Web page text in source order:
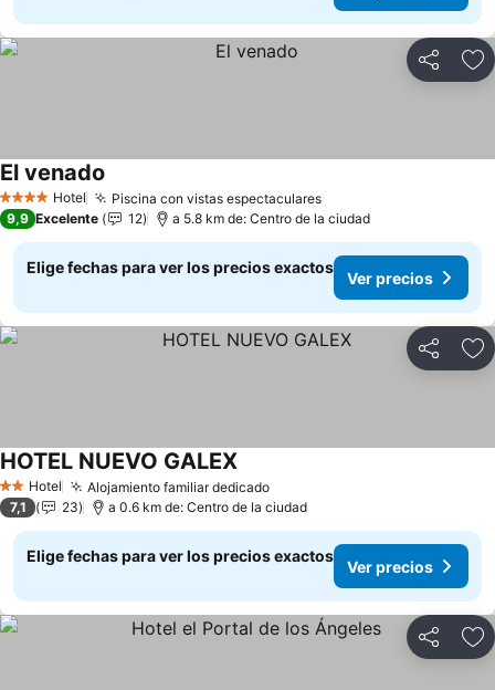
Compartir
4 EstrellasHotel Piscina con vistas espectacularesVer precios
El venado
9,9 Excelente 12 a 5.8 km de: Centro de la ciudad
Elige fechas para ver los precios exactos
Ver precios
Compartir
2 Estrellas
Hotel Alojamiento familiar dedicadoVer precios
HOTEL NUEVO GALEXVer precios
7,1 23 a 0.6 km de: Centro de la ciudad
Elige fechas para ver los precios exactos
Ver precios
Compartir